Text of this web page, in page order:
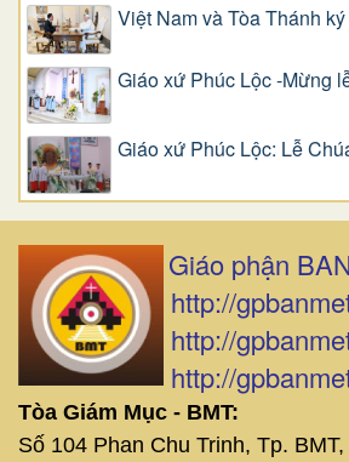
Việt Nam và Tòa Thánh
Giáo xứ Phúc Lộc -Mừng
Giáo xứ Phúc Lộc: Lễ
Giáo phận
http://
http://
http://
Tòa Giám Mục - BMT:
Số 104 Phan Chu Trinh, Tp.